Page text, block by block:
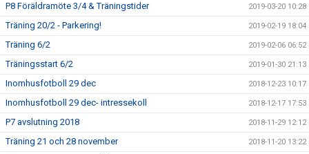
P8 Föräldramöte 3/4 & Träningstider 2019-03-20 10:28
Träning 20/2 - Parkering! 2019-02-19 18:04
Träning 6/2 2019-02-06 06:52
Träningsstart 6/2 2019-01-30 21:13
Inomhusfotboll 29 dec 2018-12-23 10:17
Inomhusfotboll 29 dec- intressekoll 2018-12-17 17:53
P7 avslutning 2018 2018-11-29 12:12
Träning 21 och 28 november 2018-11-20 13:22